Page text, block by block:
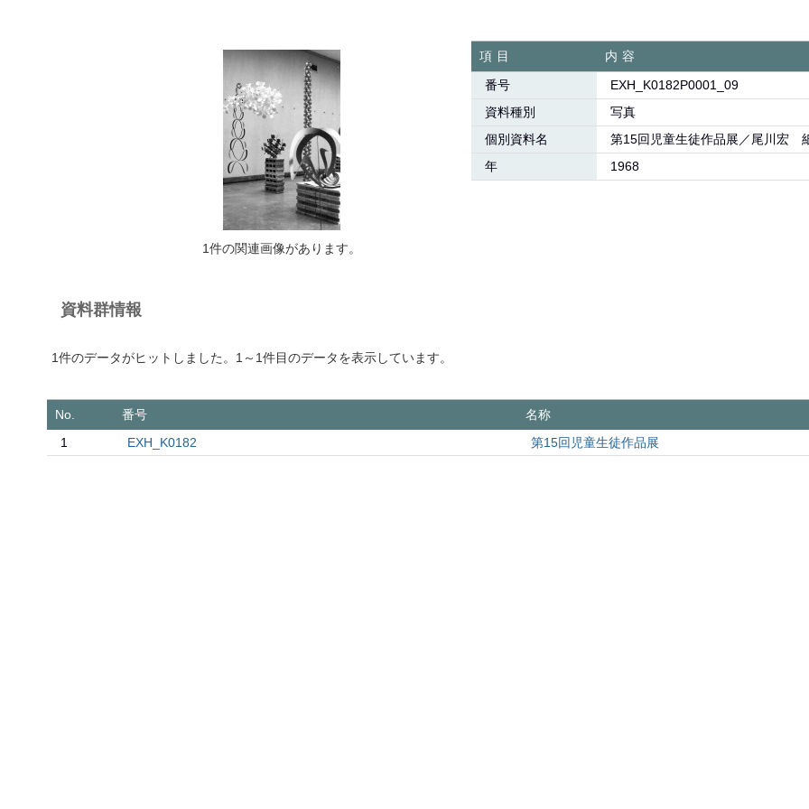
1件の関連画像があります。
項目
内容
番号
EXH_K0182P0001_09
資料種別
写真
個別資料名
第15回児童生徒作品展／尾川宏
年
1968
資料群情報
1件のデータがヒットしました。1～1件目のデータを表示しています。
No. 番号
名称
1
EXH_K0182 第15回児童生徒作品展